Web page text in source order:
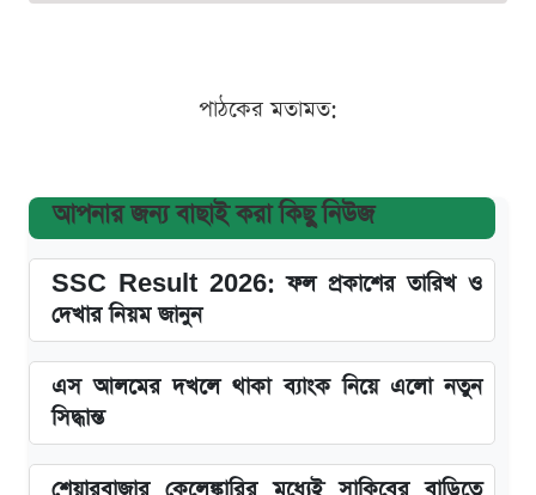
পাঠকের মতামত:
আপনার জন্য বাছাই করা কিছু নিউজ
SSC Result 2026: ফল প্রকাশের তারিখ ও
দেখার নিয়ম জানুন
এস আলমের দখলে থাকা ব্যাংক নিয়ে এলো নতুন
সিদ্ধান্ত